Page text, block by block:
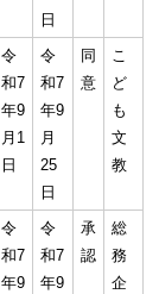
日
令
和7
年9
月1
日
令
和7
年9
月
25
日
同
意
こ
ど
も
文
教
令
和7
年9
令
和7
年9
承
認
総
務
企